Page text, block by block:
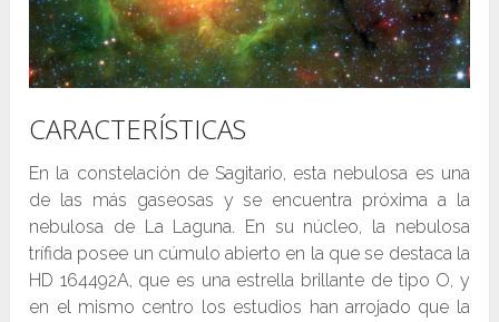
CARACTERÍSTICAS
En la constelación de Sagitario, esta nebulosa es una
de las más gaseosas y se encuentra próxima a la
nebulosa de La Laguna. En su núcleo, la nebulosa
trífida posee un cúmulo abierto en la que se destaca la
HD 164492A, que es una estrella brillante de tipo O, y
en el mismo centro los estudios han arrojado que la